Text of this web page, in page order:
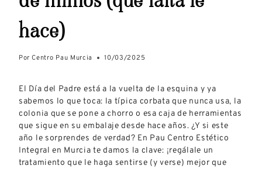
hace)
Por Centro Pau Murcia 10/03/2025
El Día del Padre está a la vuelta de la esquina y ya
sabemos lo que toca: la típica corbata que nunca usa, la
colonia que se pone a chorro o esa caja de herramientas
que sigue en su embalaje desde hace años. ¿Y si este
año le sorprendes de verdad? En Pau Centro Estético
Integral en Murcia te damos la clave: ¡regálale un
tratamiento que le haga sentirse (y verse) mejor que